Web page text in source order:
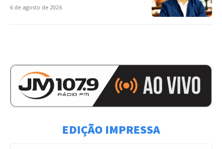
6 de agosto de 2026
EDIÇÃO IMPRESSA